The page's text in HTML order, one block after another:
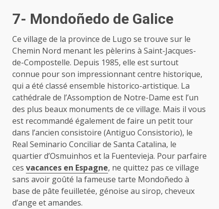
7- Mondoñedo de Galice
Ce village de la province de Lugo se trouve sur le
Chemin Nord menant les pèlerins à Saint-Jacques-
de-Compostelle. Depuis 1985, elle est surtout
connue pour son impressionnant centre historique,
qui a été classé ensemble historico-artistique. La
cathédrale de l’Assomption de Notre-Dame est l’un
des plus beaux monuments de ce village. Mais il vous
est recommandé également de faire un petit tour
dans l’ancien consistoire (Antiguo Consistorio), le
Real Seminario Conciliar de Santa Catalina, le
quartier d’Osmuinhos et la Fuentevieja. Pour parfaire
ces vacances en Espagne, ne quittez pas ce village
sans avoir goûté la fameuse tarte Mondoñedo à
base de pâte feuilletée, génoise au sirop, cheveux
d’ange et amandes.